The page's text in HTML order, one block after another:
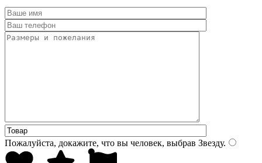
Пожалуйста, докажите, что вы человек, выбрав Звезду.